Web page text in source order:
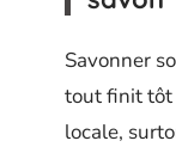
Savonner
tout finit tôt
locale,